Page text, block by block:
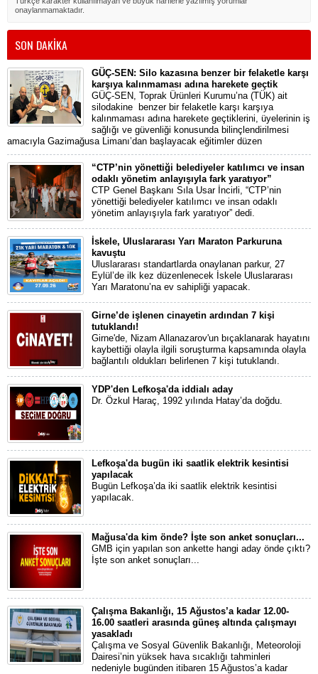
onaylanmamaktadır.
SON DAKİKA
GÜÇ-SEN: Silo kazasına benzer bir felaketle karşı
karşıya kalınmaması adına harekete geçtik
GÜÇ-SEN, Toprak Ürünleri Kurumu’na (TÜK) ait
silodakine benzer bir felaketle karşı karşıya
kalınmaması adına harekete geçtiklerini, üyelerinin iş
sağlığı ve güvenliği konusunda bilinçlendirilmesi
amacıyla Gazimağusa Limanı’dan başlayacak eğitimler düzen
“CTP’nin yönettiği belediyeler katılımcı ve insan
odaklı yönetim anlayışıyla fark yaratıyor”
CTP Genel Başkanı Sıla Usar İncirli, “CTP’nin
yönettiği belediyeler katılımcı ve insan odaklı
yönetim anlayışıyla fark yaratıyor” dedi.
İskele, Uluslararası Yarı Maraton Parkuruna
kavuştu
Uluslararası standartlarda onaylanan parkur, 27
Eylül’de ilk kez düzenlenecek İskele Uluslararası
Yarı Maratonu’na ev sahipliği yapacak.
Girne’de işlenen cinayetin ardından 7 kişi
tutuklandı!
Girne'de, Nizam Allanazarov'un bıçaklanarak hayatını
kaybettiği olayla ilgili soruşturma kapsamında olayla
bağlantılı oldukları belirlenen 7 kişi tutuklandı.
YDP'den Lefkoşa'da iddialı aday
Dr. Özkul Haraç, 1992 yılında Hatay’da doğdu.
Lefkoşa'da bugün iki saatlik elektrik kesintisi
yapılacak
Bugün Lefkoşa’da iki saatlik elektrik kesintisi
yapılacak.
Mağusa'da kim önde? İşte son anket sonuçları...
GMB için yapılan son ankette hangi aday önde çıktı?
İşte son anket sonuçları...
Çalışma Bakanlığı, 15 Ağustos’a kadar 12.00-
16.00 saatleri arasında güneş altında çalışmayı
yasakladı
Çalışma ve Sosyal Güvenlik Bakanlığı, Meteoroloji
Dairesi’nin yüksek hava sıcaklığı tahminleri
nedeniyle bugünden itibaren 15 Ağustos’a kadar